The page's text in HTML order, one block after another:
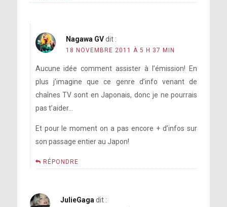
Nagawa GV dit :
18 NOVEMBRE 2011 À 5 H 37 MIN
Aucune idée comment assister à l’émission! En
plus j’imagine que ce genre d’info venant de
chaînes TV sont en Japonais, donc je ne pourrais
pas t’aider…
Et pour le moment on a pas encore + d’infos sur
son passage entier au Japon!
RÉPONDRE
JulieGaga dit :